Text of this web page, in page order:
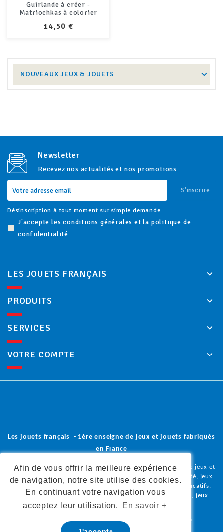
Afin de vous offrir la meilleure expérience
de navigation, notre site utilise des cookies.
En continuant votre navigation vous
acceptez leur utilisation.
En savoir +
NOUVEAUX JEUX & JOUETS
Guirlande à créer -
Matriochkas à colorier
PRIX
14,50 €
Newsletter
Recevez nos actualités et nos promotions
S'inscrire
Désinscription à tout moment sur simple demande
J'accepte les conditions générales et la politique de
confidentialité
LES JOUETS FRANÇAIS
PRODUITS
SERVICES
VOTRE COMPTE
Les jouets français - 1ère enseigne de jeux et jouets fabriqués
en France
Vous trouverez dans notre boutique en ligne une sélection de jeux et
jouets en bois, peluches et doudous, poupées, jeux de société, jeux
coopératifs, jeux de construction, jeux d'imitation, jeux éducatifs,
déguisements, jeux d'éveil, jeux de plein air, loisirs créatifs, jeux
olfactifs, tous fabriqués en France.
Donnez à vos enfants la liberté de grandir autrement !